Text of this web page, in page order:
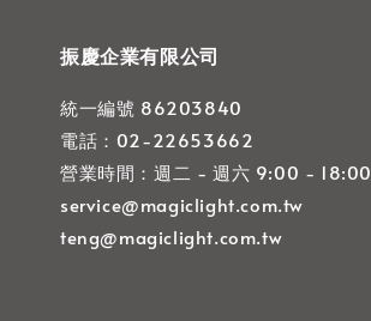
振慶企業有限公司
統一編號 86203840
電話：02-22653662
營業時間：週二 - 週六 9:00 - 18:00
service@magiclight.com.tw
teng@magiclight.com.tw